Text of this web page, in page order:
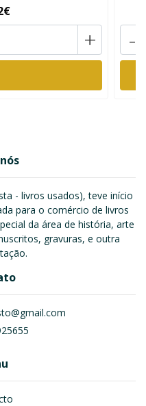
+ -
- livros usados), teve início
para o comércio de livros
da área de história, arte
gravuras, e outra